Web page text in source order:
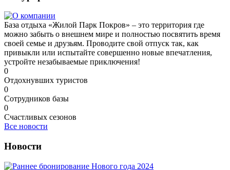
База отдыха «Жилой Парк Покров» – это территория где
можно забыть о внешнем мире и полностью посвятить время
своей семье и друзьям. Проводите свой отпуск так, как
привыкли или испытайте совершенно новые впечатления,
устройте незабываемые приключения!
0
Отдохнувших туристов
0
Сотрудников базы
0
Счастливых сезонов
Все новости
Новости